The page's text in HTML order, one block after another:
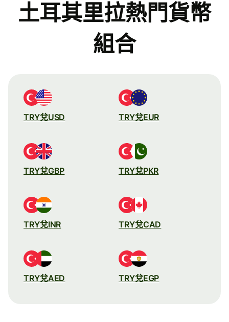
土耳其里拉熱門貨幣
組合
TRY兌USD TRY兌EUR
TRY兌GBP TRY兌PKR
TRY兌INR TRY兌CAD
TRY兌AED TRY兌EGP